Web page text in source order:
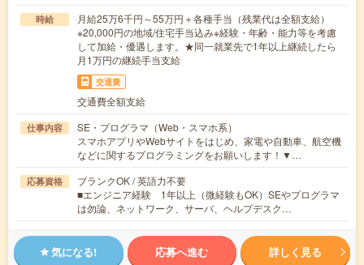
時給
月給25万6千円～55万円＋各種手当（残業代は全額支給）
※20,000円の地域/住宅手当込み※経験・年齢・能力等を考慮
して加給・優遇します。★同一就業先で1年以上継続したら
月1万円の継続手当支給
交通費
交通費全額支給
仕事内容
SE・プログラマ（Web・スマホ系）
スマホアプリやWebサイトをはじめ、家電や自動車、航空機
などに関するプログラミングをお願いします！▼…
応募資格
ブランクOK / 英語力不要
■エンジニア経験 1年以上（微経験もOK）SEやプログラマ
は勿論、ネットワーク、サーバ、ヘルプデスク…
気になる! 応募へ進む 詳しく見る